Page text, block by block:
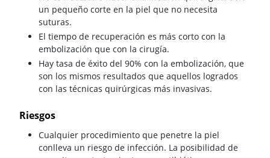
un pequeño corte en la piel que no necesita
suturas.
El tiempo de recuperación es más corto con la
embolización que con la cirugía.
Hay tasa de éxito del 90% con la embolización, que
son los mismos resultados que aquellos logrados
con las técnicas quirúrgicas más invasivas.
Riesgos
Cualquier procedimiento que penetre la piel
conlleva un riesgo de infección. La posibilidad de